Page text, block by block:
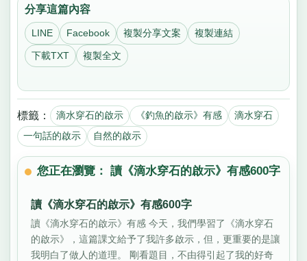
分享這篇內容
LINE Facebook 複製分享文案 複製連結
下載TXT 複製全文
標籤： 滴水穿石的啟示 《釣魚的啟示》有感
滴水穿石
一句話的啟示
自然的啟示
您正在瀏覽： 讀《滴水穿石的啟示》有感600字
讀《滴水穿石的啟示》有感600字
讀《滴水穿石的啟示》有感 今天，我們學習了《滴水穿石
的啟示》，這篇課文給予了我許多啟示，但，更重要的是讓
我明白了做人的道理。 剛看題目，不由得引起了我的好奇